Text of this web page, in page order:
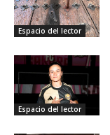
Espacio del lector
Espacio del lector